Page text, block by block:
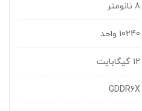
8 نانومتر
10240 واحد
12 گیگابایت
GDDR6X